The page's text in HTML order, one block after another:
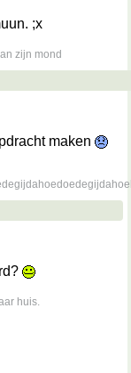
;x
zijn mond
maken
huis.